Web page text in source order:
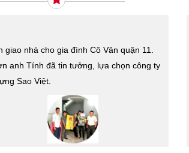
Sao Việt vừa ký hợp đồng xây dựng
cô Kim Thanh Quận 6. Cám ơn cô đã tin
chọn công ty Xây Dựng Sao Việt.